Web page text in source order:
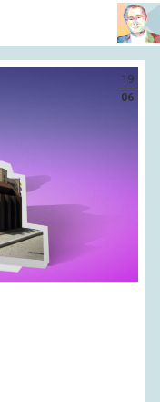
19
06